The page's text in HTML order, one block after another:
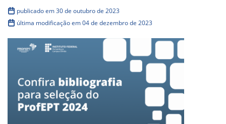
publicado em 30 de outubro de 2023
última modificação em 04 de dezembro de 2023